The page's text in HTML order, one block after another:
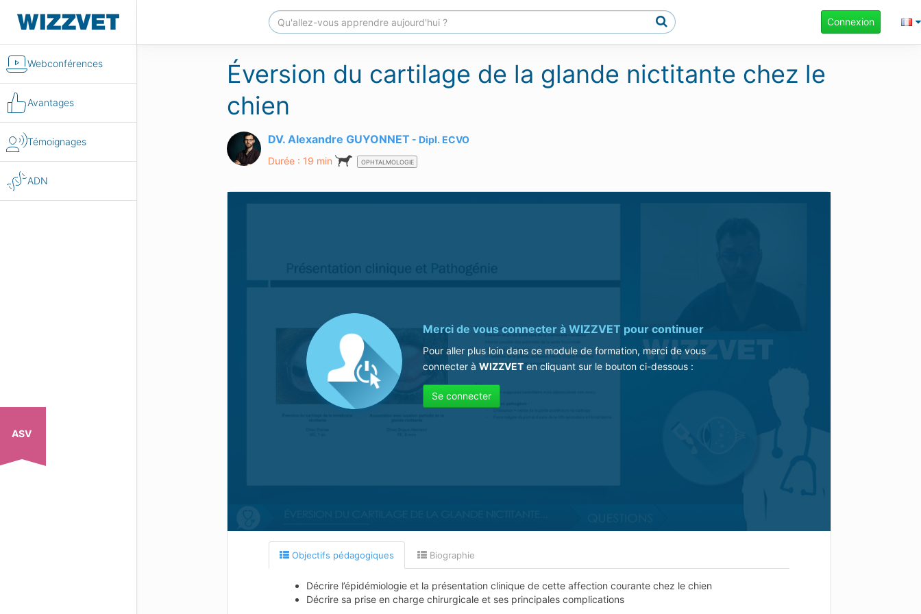
Webconférences
Avantages
Témoignages
ADN
ASV
Connexion
Éversion du cartilage de la glande nictitante chez le
chien
DV. Alexandre GUYONNET Dipl. ECVO
Durée : 19 min
OPHTALMOLOGIE
Merci de vous connecter àWIZZVET pour continuer
Pour aller plus loin dans ce module de formation, merci de vous
connecter àWIZZVET en cliquant sur le bouton ci-dessous :
Se connecter
Objectifs pédagogiques Biographie
Décrire l’épidémiologie et la présentation clinique de cette affection courante chez le chien
Décrire sa prise en charge chirurgicale et ses principales complications